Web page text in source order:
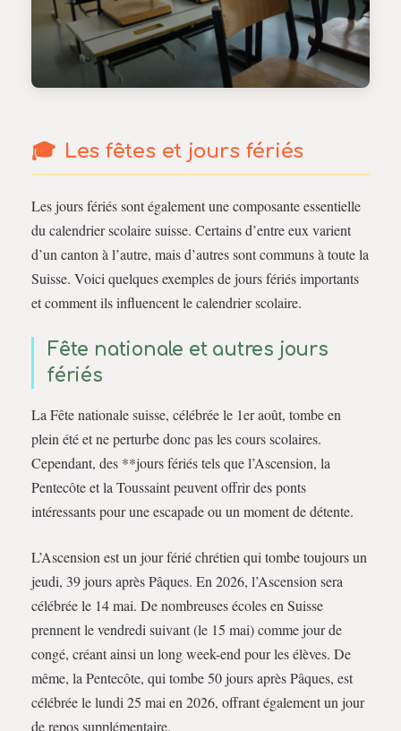
Les fêtes et jours fériés
Les jours fériés sont également une composante essentielle
du calendrier scolaire suisse. Certains d’entre eux varient
d’un canton à l’autre, mais d’autres sont communs à toute la
Suisse. Voici quelques exemples de jours fériés importants
et comment ils influencent le calendrier scolaire.
Fête nationale et autres jours
fériés
La Fête nationale suisse, célébrée le 1er août, tombe en
plein été et ne perturbe donc pas les cours scolaires.
Cependant, des **jours fériés tels que l’Ascension, la
Pentecôte et la Toussaint peuvent offrir des ponts
intéressants pour une escapade ou un moment de détente.
L’Ascension est un jour férié chrétien qui tombe toujours un
jeudi, 39 jours après Pâques. En 2026, l’Ascension sera
célébrée le 14 mai. De nombreuses écoles en Suisse
prennent le vendredi suivant (le 15 mai) comme jour de
congé, créant ainsi un long week-end pour les élèves. De
même, la Pentecôte, qui tombe 50 jours après Pâques, est
célébrée le lundi 25 mai en 2026, offrant également un jour
de repos supplémentaire.